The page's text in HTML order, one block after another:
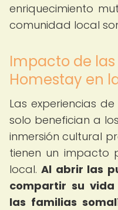
enriquecimiento
comunidad local
Impacto de las
Homestay en
Las experiencias
solo benefician a
inmersión cultural
tienen un impacto
local.Al abrir las
compartir su
las familias